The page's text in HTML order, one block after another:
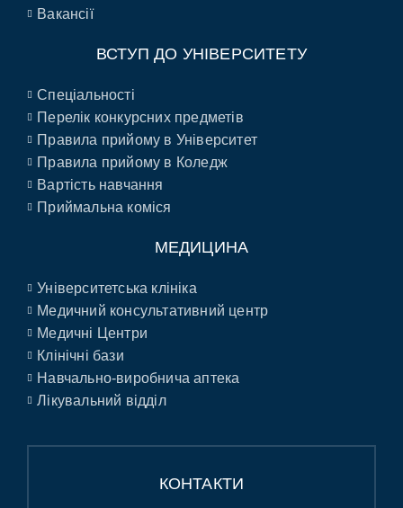
Вакансії
ВСТУП ДО УНІВЕРСИТЕТУ
Спеціальності
Перелік конкурсних предметів
Правила прийому в Університет
Правила прийому в Коледж
Вартість навчання
Приймальна коміся
МЕДИЦИНА
Університетська клініка
Медичний консультативний центр
Медичні Центри
Клінічні бази
Навчально-виробнича аптека
Лікувальний відділ
КОНТАКТИ